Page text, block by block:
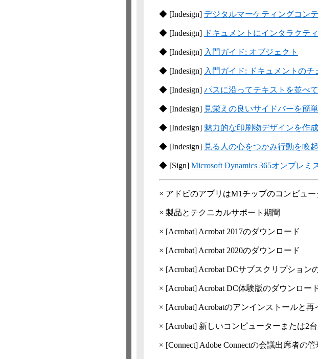
◆ [Indesign] デジタルマーケティングコン
◆ [Indesign] ドキュメントにインタラクテ
◆ [Indesign] 入門ガイド: オブジェクト
◆ [Indesign] 入門ガイド: ドキュメントのチ
◆ [Indesign] パスに沿ってテキストを並べ
◆ [Indesign] 見栄えの良いサイドバーを簡
◆ [Indesign] 魅力的な印刷物デザインを作
◆ [Indesign] 見る人の心をつかみ行動を喚
◆ [Sign] Microsoft Dynamics 365オンプレ
× アドビのアプリはM1チップのコンピュ
× 製品とテクニカルサポート期間
× [Acrobat] Acrobat 2017のダウンロード
× [Acrobat] Acrobat 2020のダウンロード
× [Acrobat] Acrobat DCサブスクリプション
× [Acrobat] Acrobat DC体験版のダウンロー
× [Acrobat] Acrobatのアンインストールと
× [Acrobat] 新しいコンピューターまたは2
× [Connect] Adobe Connectの会議出席者の管